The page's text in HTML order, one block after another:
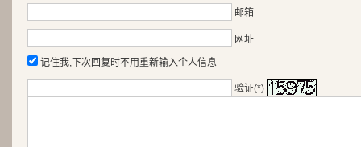
邮箱
网址
记住我,下次回复时不用重新输入个人信息
验证(*)